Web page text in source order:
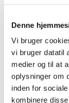
Denne
Vi bruger
vi bruger datatil
medier og til at
oplysninger om
inden for
kombinere